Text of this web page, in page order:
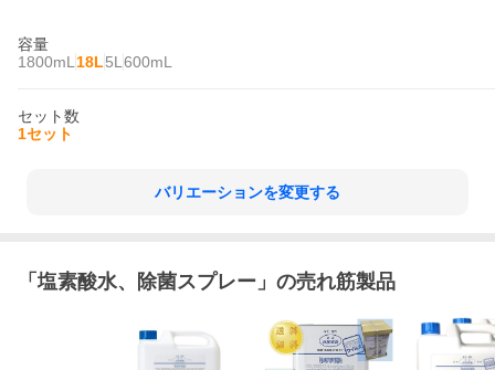
容量
1800mL 18L5L 600mL
セット数
1セット
バリエーションを変更する
「 塩素酸水、除菌スプレー 」の売れ筋製品